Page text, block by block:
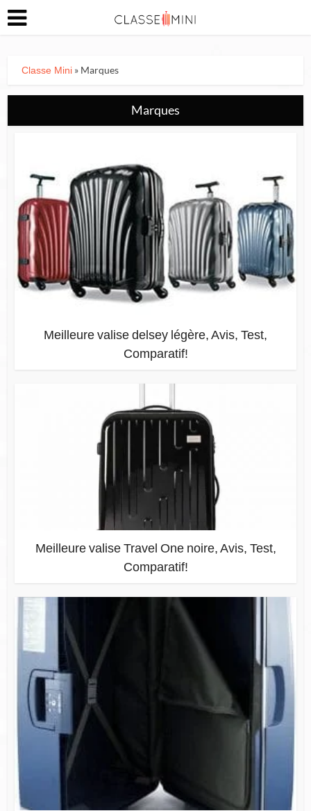
Classe Mini » Marques
Marques
Meilleure valise delsey légère, Avis, Test,
Comparatif!
Meilleure valise Travel One noire, Avis, Test,
Comparatif!